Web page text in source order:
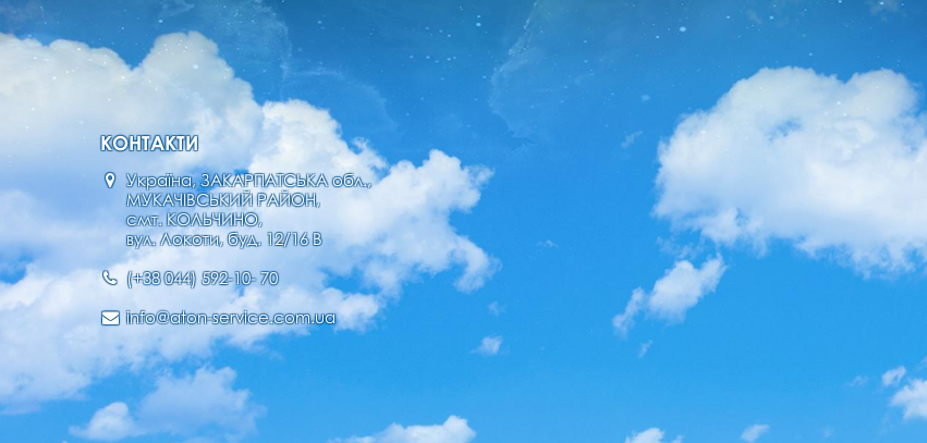
КОНТАКТИ
Україна, ЗАКАРПАТСЬКА обл.,
МУКАЧІВСЬКИЙ РАЙОН,
смт. КОЛЬЧИНО,
вул. Локоти, буд. 12/16 В
(+38 044) 592-10- 70
info@aton-service.com.ua